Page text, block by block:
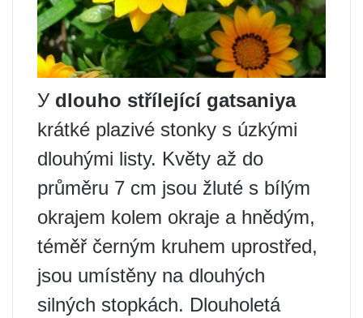
У dlouho střílející gatsaniya
krátké plazivé stonky s úzkými
dlouhými listy. Květy až do
průměru 7 cm jsou žluté s bílým
okrajem kolem okraje a hnědým,
téměř černým kruhem uprostřed,
jsou umístěny na dlouhých
silných stopkách. Dlouholetá